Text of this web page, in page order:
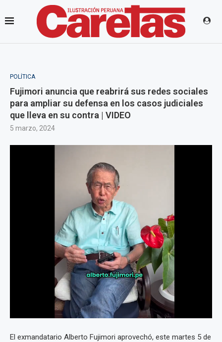
POLÍTICA
Fujimori anuncia que reabrirá sus redes sociales
para ampliar su defensa en los casos judiciales
que lleva en su contra | VIDEO
5 marzo, 2024
El exmandatario Alberto Fujimori aprovechó, este martes 5 de